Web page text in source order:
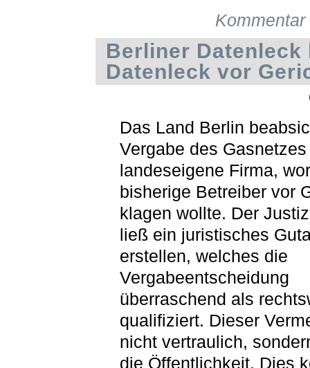
Berliner Datenleck
Datenleck vor
Das Land Berlin
Vergabe des
landeseigene Firma,
bisherige Betreiber vor
klagen wollte. Der
ließ ein juristisches
erstellen, welches die
Vergabeentscheidung
überraschend als
qualifiziert. Dieser
nicht vertraulich,
die Öffentlichkeit. Dies